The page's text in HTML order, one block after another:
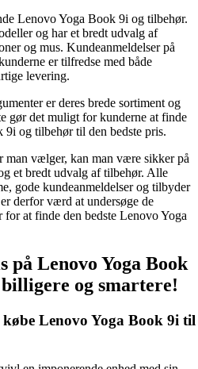
Lenovo Yoga Book 9i og tilbehør.
og har et bredt udvalg af
og mus. Kundeanmeldelser på
er tilfredse med både
levering.
er deres brede sortiment og
gør det muligt for kunderne at finde
og tilbehør til den bedste pris.
man vælger, kan man være sikker på
et bredt udvalg af tilbehør. Alle
gode kundeanmeldelser og tilbyder
derfor værd at undersøge de
at finde den bedste Lenovo Yoga
på Lenovo Yoga Book
og smartere!
Lenovo Yoga Book 9i til